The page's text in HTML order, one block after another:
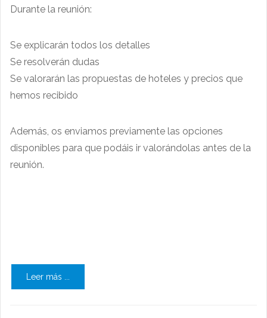
Durante la reunión:
Se explicarán todos los detalles
Se resolverán dudas
Se valorarán las propuestas de hoteles y precios que
hemos recibido
Además, os enviamos previamente las opciones
disponibles para que podáis ir valorándolas antes de la
reunión.
Leer más ...